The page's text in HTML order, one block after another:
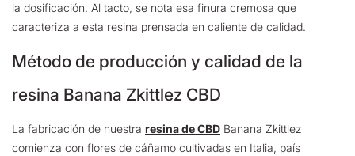
la dosificación. Al tacto, se nota esa finura cremosa que
caracteriza a esta resina prensada en caliente de calidad.
Método de producción y calidad de la
resina Banana Zkittlez CBD
La fabricación de nuestra resina de CBD Banana Zkittlez
comienza con flores de cáñamo cultivadas en Italia, país